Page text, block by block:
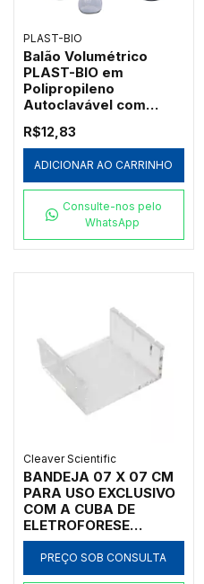
PLAST-BIO
Balão Volumétrico
PLAST-BIO em
Polipropileno
Autoclavável com
R$12,83
ADICIONAR AO CARRINHO
Consulte-nos pelo
WhatsApp
Cleaver Scientific
BANDEJA 07 X 07 CM
PARA USO EXCLUSIVO
COM A CUBA DE
ELETROFORESE
HORIZONTAL,
TAMANHO 7 X 7 CM,
PARA USO NA CUBA
PREÇO SOB CONSULTA